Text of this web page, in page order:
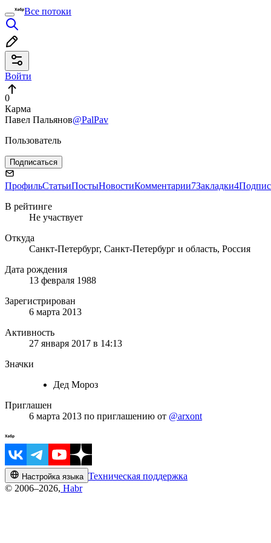
Все потоки
Войти
0
Карма
Павел Пальянов@PalPav
Пользователь
Подписаться
ПрофильСтатьиПостыНовостиКомментарии7Закладки4
В рейтинге
Не участвует
Откуда
Санкт-Петербург, Санкт-Петербург и область, Россия
Дата рождения
13 февраля 1988
Зарегистрирован
6 марта 2013
Активность
27 января 2017 в 14:13
Значки
Дед Мороз
Приглашен
6 марта 2013 по приглашению от @arxont
Настройка языка Техническая поддержка
© 2006–2026, Habr